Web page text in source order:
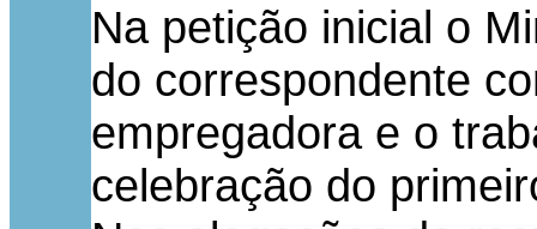
Na petição inicial o
do correspondente
empregadora e o
celebração do